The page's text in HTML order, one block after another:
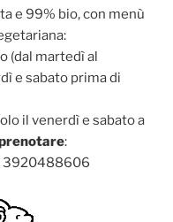
e 99% bio, con menù
(dal martedì al
e sabato prima di
il venerdì e sabato a
:
3920488606